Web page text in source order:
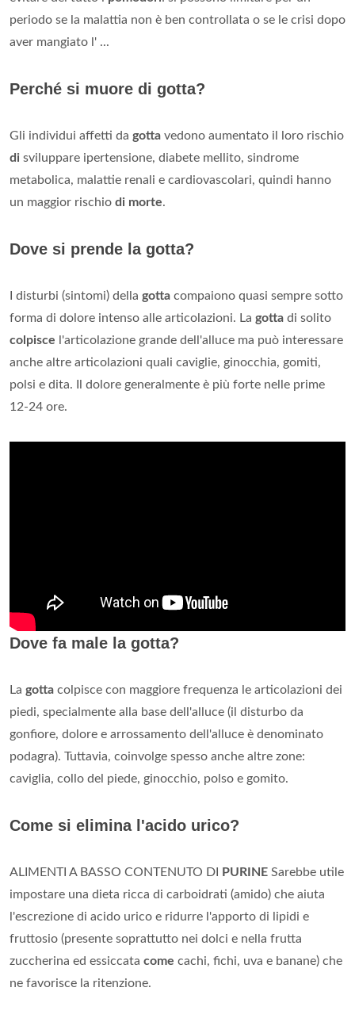
periodo se la malattia non è ben controllata o se le crisi dopo
aver mangiato l' ...
Perché si muore di gotta?
Gli individui affetti da gotta vedono aumentato il loro rischio
di sviluppare ipertensione, diabete mellito, sindrome
metabolica, malattie renali e cardiovascolari, quindi hanno
un maggior rischio di morte.
Dove si prende la gotta?
I disturbi (sintomi) della gotta compaiono quasi sempre sotto
forma di dolore intenso alle articolazioni. La gotta di solito
colpisce l'articolazione grande dell'alluce ma può interessare
anche altre articolazioni quali caviglie, ginocchia, gomiti,
polsi e dita. Il dolore generalmente è più forte nelle prime
12-24 ore.
Dove fa male la gotta?
La gotta colpisce con maggiore frequenza le articolazioni dei
piedi, specialmente alla base dell'alluce (il disturbo da
gonfiore, dolore e arrossamento dell'alluce è denominato
podagra). Tuttavia, coinvolge spesso anche altre zone:
caviglia, collo del piede, ginocchio, polso e gomito.
Come si elimina l'acido urico?
ALIMENTI A BASSO CONTENUTO DI PURINE Sarebbe utile
impostare una dieta ricca di carboidrati (amido) che aiuta
l'escrezione di acido urico e ridurre l'apporto di lipidi e
fruttosio (presente soprattutto nei dolci e nella frutta
zuccherina ed essiccata come cachi, fichi, uva e banane) che
ne favorisce la ritenzione.